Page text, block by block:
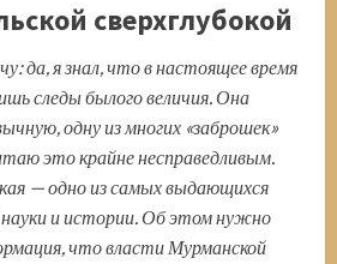
сверхглубокой
да, я знал, что в настоящее время
следы былого величия. Она
одну из многих «заброшек»
это крайне несправедливым.
— одно из самых выдающихся
и истории. Об этом нужно
что власти Мурманской